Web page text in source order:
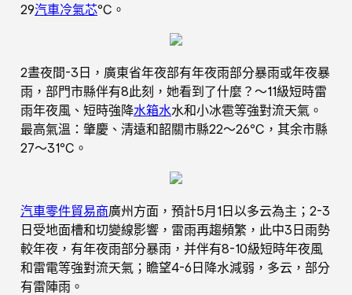
29汽車冷氣芯℃。
2晝夜間-3日，廣東省年夜部有年夜雨部分暴雨或年夜暴
雨，部門市縣伴有8此刻，她看到了什麼？～11級短時雷
雨年夜風、短時強降水箱水水和小冰雹等強對流天氣。
最高氣溫：肇慶、清遠和韶關市縣22～26℃，其余市縣
27～31℃。
汽車零件貿易商廣州方面，預計5月1日以多云為主；2-3
日受地面槽和切變線影響，雷雨再趨頻繁，此中3日雨勢
較年夜，有年夜雨部分暴雨，并伴有8-10級短時年夜風
和雷電等強對流天氣；瞻望4-6日降水減弱，多云，部分
有雷陣雨。